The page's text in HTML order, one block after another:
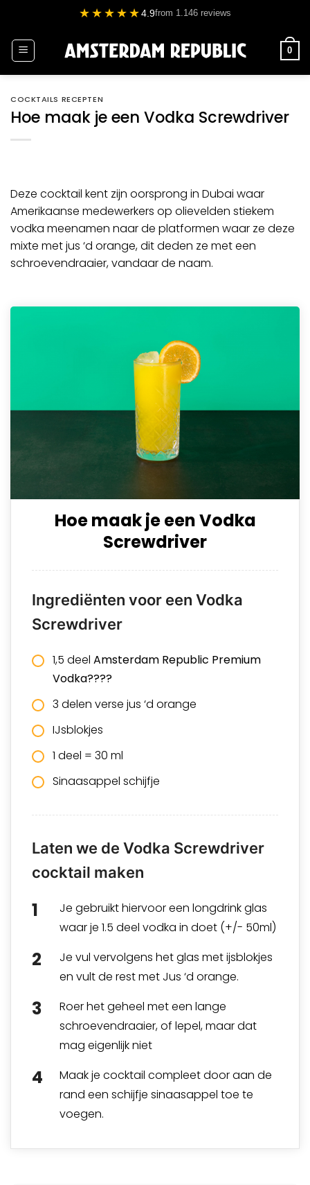
inhoud
★★★★★4.9from 1.146 reviews
0
COCKTAILS RECEPTEN
Hoe maak je een Vodka Screwdriver
Deze cocktail kent zijn oorsprong in Dubai waar
Amerikaanse medewerkers op olievelden stiekem
vodka meenamen naar de platformen waar ze deze
mixte met jus ‘d orange, dit deden ze met een
schroevendraaier, vandaar de naam.
Hoe maak je een Vodka
Screwdriver
Ingrediënten voor een Vodka
Screwdriver
1,5 deel Amsterdam Republic Premium
Vodka????
3 delen verse jus ‘d orange
IJsblokjes
1 deel = 30 ml
Sinaasappel schijfje
Laten we de Vodka Screwdriver
cocktail maken
Je gebruikt hiervoor een longdrink glas
waar je 1.5 deel vodka in doet (+/- 50ml)
Je vul vervolgens het glas met ijsblokjes
en vult de rest met Jus ‘d orange.
Roer het geheel met een lange
schroevendraaier, of lepel, maar dat
mag eigenlijk niet
Maak je cocktail compleet door aan de
rand een schijfje sinaasappel toe te
voegen.